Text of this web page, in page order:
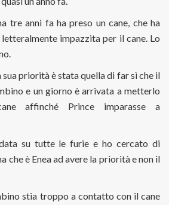
tre anni fa ha preso un cane, che ha
impazzita per il cane. Lo
sua priorità è stata quella di far sì che il
e un giorno è arrivata a metterlo
affinché Prince imparasse a
su tutte le furie e ho cercato di
che è Enea ad avere la priorità e non il
stia troppo a contatto con il cane